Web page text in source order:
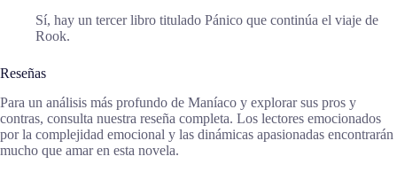
Sí, hay un tercer libro titulado Pánico que continúa el viaje de
Rook.
Reseñas
Para un análisis más profundo de Maníaco y explorar sus pros y
contras, consulta nuestra reseña completa. Los lectores emocionados
por la complejidad emocional y las dinámicas apasionadas encontrarán
mucho que amar en esta novela.